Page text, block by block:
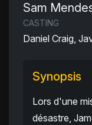
Sam
CASTING
Daniel Craig,
Synopsis
Lors d'une
désastre,